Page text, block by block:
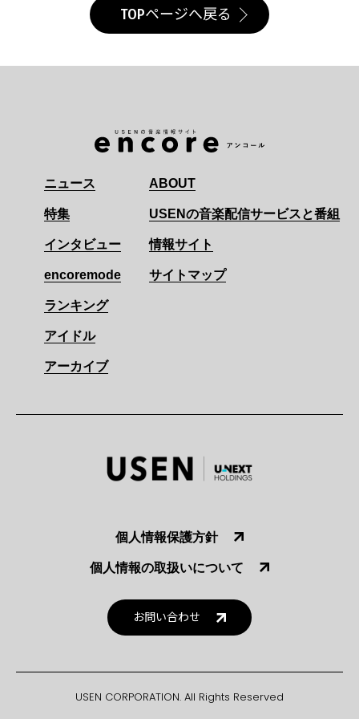
TOPページへ戻る
ニュース
特集
インタビュー
encoremode
ランキング
アイドル
アーカイブ
ABOUT
USENの音楽配信サービスと番組
情報サイト
サイトマップ
個人情報保護方針
個人情報の取扱いについて
お問い合わせ
USEN CORPORATION. All Rights Reserved